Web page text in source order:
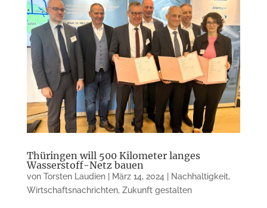
Thüringen will 500 Kilometer langes
Wasserstoff-Netz bauen
von Torsten Laudien| März 14, 2024 Nachhaltigkeit,
Wirtschaftsnachrichten, Zukunft gestalten